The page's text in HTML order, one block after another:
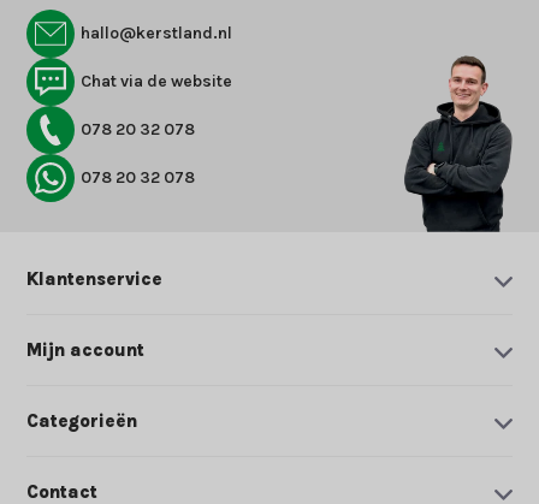
hallo@kerstland.nl
Chat via de website
078 20 32 078
078 20 32 078
Klantenservice
Mijn account
Categorieën
Contact